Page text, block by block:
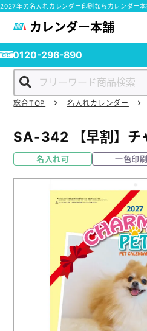
2027年の名入れカレンダー印刷ならカレンダー
カレンダー本舗
0120-296-890
ご利用ガイド
スタッフ紹介
お役立ち情報
よくあるご質問
総合TOP 名入れカレンダー
SA-342 【早割】
名入れ可 一色印刷